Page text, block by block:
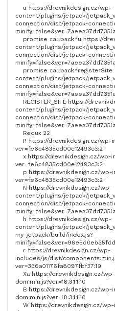
u https://drevnikdesign.cz/wp-
content/plugins/jetpack/
connection/dist/jetpack-
promise callback*u https://
content/plugins/jetpack/
connection/dist/jetpack-
promise callback*registerSite
content/plugins/jetpack/
connection/dist/jetpack-
REGISTER_SITE https://
content/plugins/jetpack/
connection/dist/jetpack-
Redux 22
P https://drevnikdesign.cz/wp-
ver=fe6c4835cd00e12493c3:2
x https://drevnikdesign.cz/wp-
ver=fe6c4835cd00e12493c3:2
p https://drevnikdesign.cz/
ver=fe6c4835cd00e12493c3:2
N https://drevnikdesign.cz/wp-
content/plugins/jetpack/
connection/dist/jetpack-
h https://drevnikdesign.cz/wp-
content/plugins/jetpack/
my-jetpack/build/index.js?
r https://drevnikdesign.cz/wp-
includes/js/dist/
ver=336a01176fa8097fbf37:19
Xa https://drevnikdesign.cz/
dom.min.js?ver=18.3.1.1:10
B https://drevnikdesign.cz/
dom.min.js?ver=18.3.1.1:10
W https://drevnikdesign.cz/